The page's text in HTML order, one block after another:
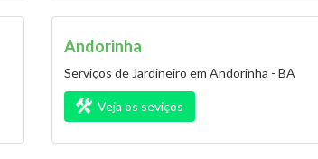
Andorinha
Serviços de Jardineiro em Andorinha - BA
Veja os seviços